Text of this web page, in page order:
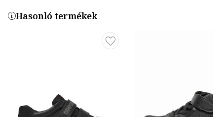
Hasonló termékek